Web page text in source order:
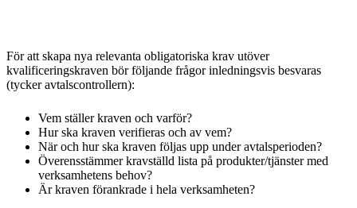
För att skapa nya relevanta obligatoriska krav utöver
kvalificeringskraven bör följande frågor inledningsvis besvaras
(tycker avtalscontrollern):
Vem ställer kraven och varför?
Hur ska kraven verifieras och av vem?
När och hur ska kraven följas upp under avtalsperioden?
Överensstämmer kravställd lista på produkter/tjänster med
verksamhetens behov?
Är kraven förankrade i hela verksamheten?